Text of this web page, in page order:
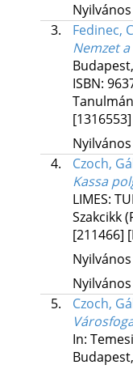
3.
Fedinec,
Nemzet
ISBN:
[1316553]
4.
Czoch,
Kassa
LIMES:
Szakcikk
[211466]
5.
Czoch,
In: